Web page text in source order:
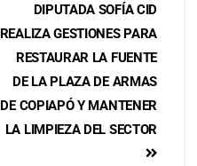
DIPUTADA SOFÍA CID
REALIZA GESTIONES PARA
RESTAURAR LA FUENTE
DE LA PLAZA DE ARMAS
DE COPIAPÓ Y MANTENER
LA LIMPIEZA DEL SECTOR